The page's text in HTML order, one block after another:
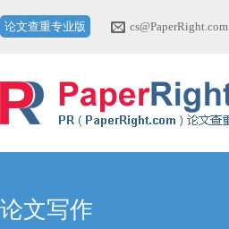
论文查重专业版 cs@PaperRight.com
论文写作